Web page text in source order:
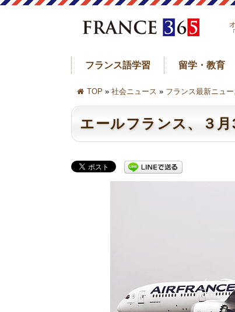
フランス語学習 留学・教育
TOP » 社会ニュース » フランス最新ニュー
エールフランス、３